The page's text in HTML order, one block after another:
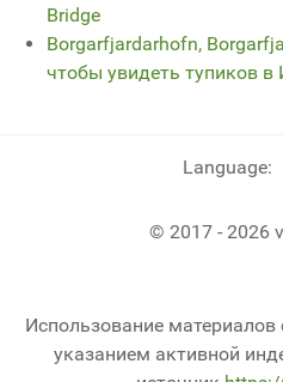
Bridge
Borgarfjardarhofn,
чтобы увидеть тупиков в
Language:
© 2017 - 2026
Использование
указанием активной